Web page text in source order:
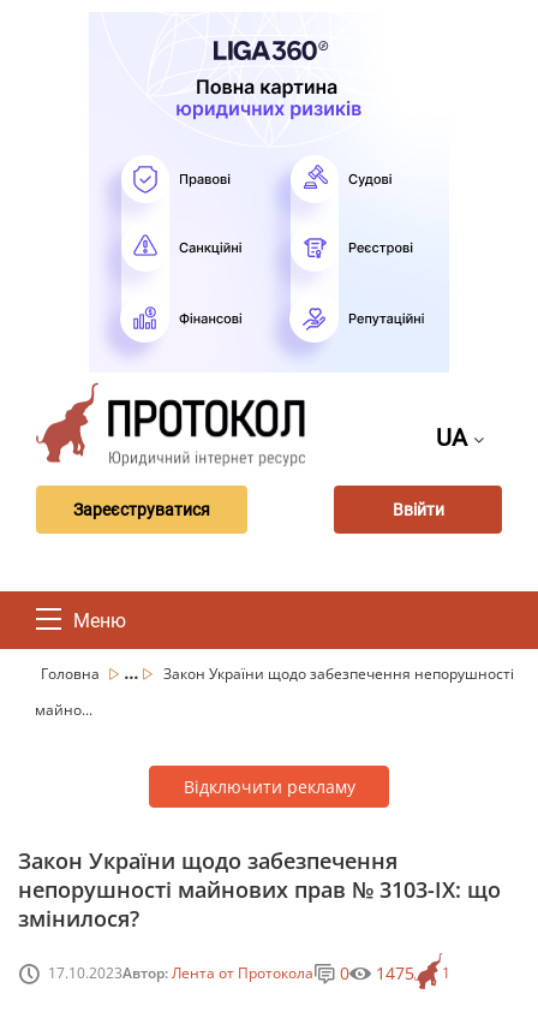
UA
Зареєструватися Ввійти
Меню
Головна ...
Закон України щодо забезпечення непорушності
майно...
Відключити рекламу
Закон України щодо забезпечення
непорушності майнових прав № 3103-IX: що
змінилося?
17.10.2023Автор:Лента от Протокола 1
0 1475